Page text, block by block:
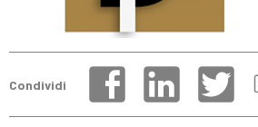
Condividi